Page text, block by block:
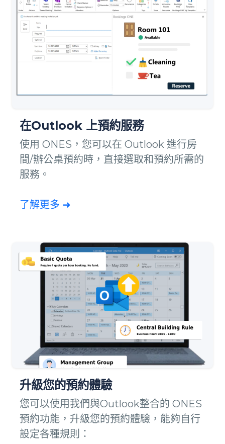
在Outlook 上預約服務
使用 ONES，您可以在 Outlook 進行房
間/辦公桌預約時，直接選取和預約所需的
服務。
了解更多 ➜
升級您的預約體驗
您可以使用我們與Outlook整合的 ONES
預約功能，升級您的預約體驗，能夠自行
設定各種規則：